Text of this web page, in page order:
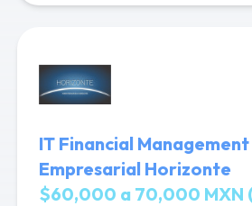
IT Financial
Empresarial Horizonte
$60,000 a 70,000 MXN